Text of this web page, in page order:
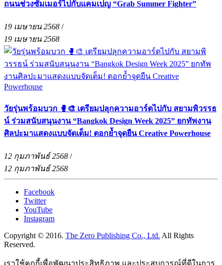
ถนนช่วงซัมเมอร์ไปกับแคมเปญ “Grab Summer Fighter”
19 เมษายน 2568 /
19 เมษายน 2568
วัยรุ่นพร้อมบวก 🥊🎨 เตรียมปลุกความอาร์ตไปกับ สยามพิวรรธ
น์ ร่วมสนับสนุนงาน “Bangkok Design Week 2025” ยกทัพงาน
ศิลปะมาแสดงแบบจัดเต็ม! ตอกย้ำจุดยืน Creative Powerhouse
12 กุมภาพันธ์ 2568 /
12 กุมภาพันธ์ 2568
Facebook
Twitter
YouTube
Instagram
Copyright © 2016. The Zero Publishing Co., Ltd. All Rights
Reserved.
เราใช้คุกกี้เพื่อพัฒนาประสิทธิภาพ และประสบการณ์ที่ดีในการ